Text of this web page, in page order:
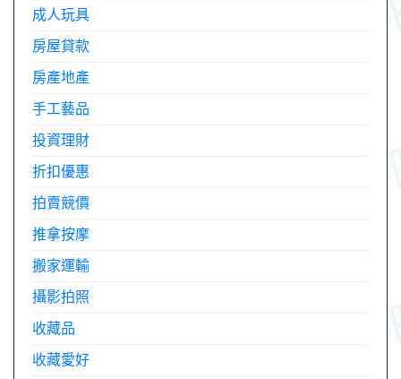
成人玩具
房屋貸款
房產地產
手工藝品
投資理財
折扣優惠
拍賣競價
推拿按摩
搬家運輸
攝影拍照
收藏品
收藏愛好